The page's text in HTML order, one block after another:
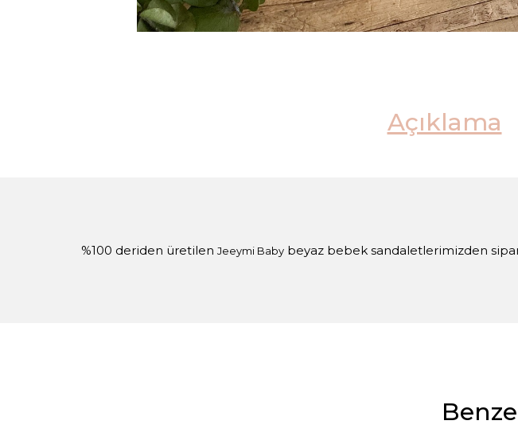
Açıklama
%100 deriden üretilen Jeeymi Baby beyaz bebek sandaletlerimizden